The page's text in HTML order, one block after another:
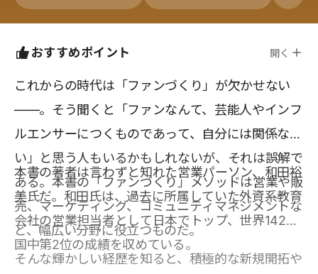
おすすめポイント 開く
これからの時代は「ファンづくり」が欠かせない
――。そう聞くと「ファンなんて、芸能人やインフ
ルエンサーにつくものであって、自分には関係な
い」と思う人もいるかもしれないが、それは誤解で
ある。本書の「ファンづくり」メソッドは営業や販
売、マーケティング、コミュニティマネジメントな
ど、幅広い分野に役立つものだ。
本書の著者は言わずと知れた営業パーソン、和田裕
美氏だ。和田氏は、過去に所属していた外資系教育
会社の営業担当者として日本でトップ、世界142カ
国中第2位の成績を収めている。
そんな輝かしい経歴を知ると、積極的な新規開拓や